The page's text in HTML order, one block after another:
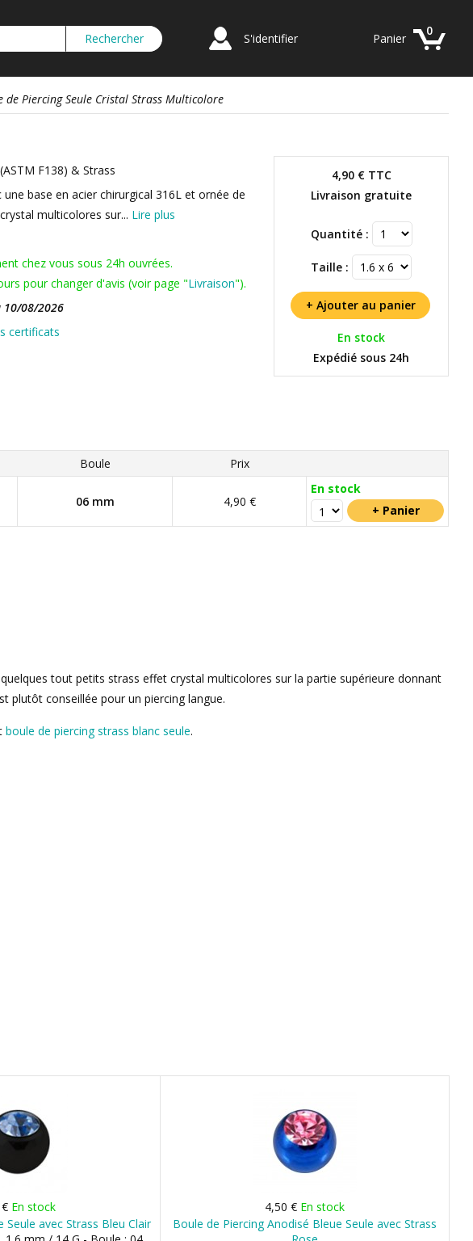
S'identifier
0
Panier
de Piercing Seule Cristal Strass Multicolore
4,90 €TTC
Livraison gratuite
Quantité :
Taille :
En stock
Expédié sous 24h
F138) & Strass
base en acier chirurgical 316L et ornée de
multicolores sur... Lire plus
chez vous sous 24h ouvrées.
pour changer d'avis (voir page "Livraison").
10/08/2026
certificats
Boule Prix
06 mm 4,90 €
En stock
tout petits strass effet crystal multicolores sur la partie supérieure donnant
plutôt conseillée pour un piercing langue.
boule de piercing strass blanc seule.
En stock
Seule avec Strass Bleu Clair
4,50 € En stock
Boule de Piercing Anodisé Bleue Seule avec Strass